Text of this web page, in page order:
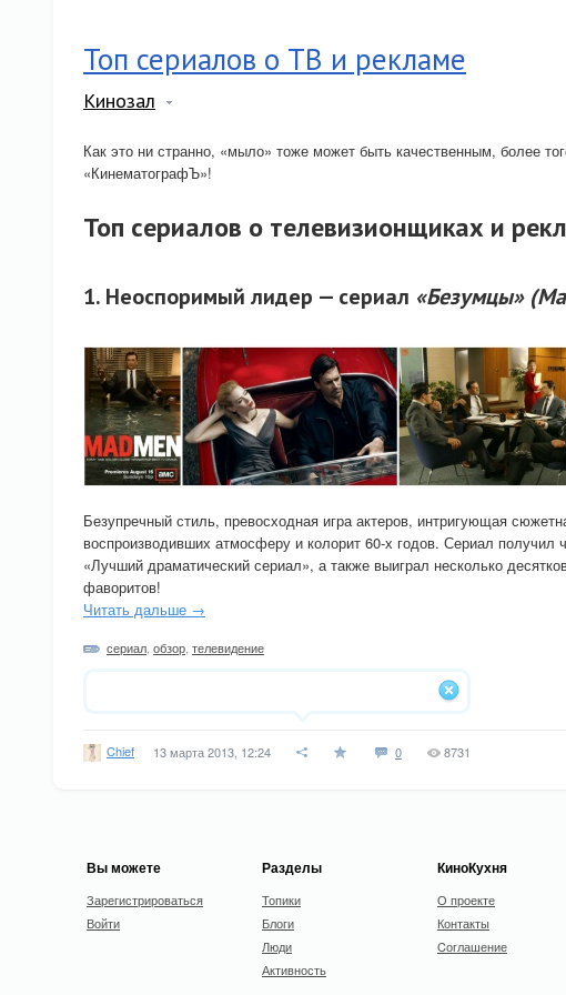
Топ сериалов о ТВ и рекламе
Кинозал
Как это ни странно, «мыло» тоже может быть качественным, более
«КинематографЪ»!
Топ сериалов о телевизионщиках и
1. Неоспоримый лидер — сериал «Безумцы»
Безупречный стиль, превосходная игра актеров, интригующая
воспроизводивших атмосферу и колорит 60-х годов. Сериал
«Лучший драматический сериал», а также выиграл несколько
фаворитов!
Читать дальше →
сериал обзор телевидение
Chief 13 марта 2013, 12:24 0 8731
Вы можете
Зарегистрироваться
Войти
Разделы
Топики
Блоги
Люди
Активность
КиноКухня
О проекте
Контакты
Cоглашение